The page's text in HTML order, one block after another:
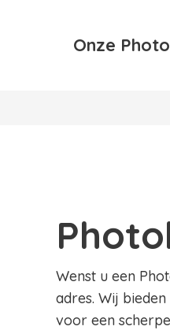
Onze
Wenst u een
adres. Wij
voor een